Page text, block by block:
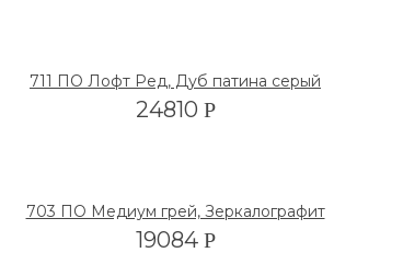
711 ПО Лофт Ред, Дуб патина серый
24810 Р
703 ПО Медиум грей, Зеркалографит
19084 Р